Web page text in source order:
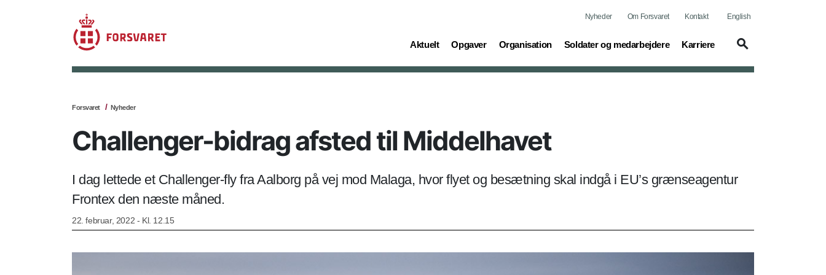
Nyheder Om Forsvaret Kontakt English
Aktuelt
(current) Opgaver
(current) Organisation
(current) Soldater og medarbejdere
(current) Karriere
(current)
Forsvaret Nyheder
Challenger-bidrag afsted til Middelhavet
I dag lettede et Challenger-fly fra Aalborg på vej mod Malaga, hvor flyet og besætning skal indgå i EU’s grænseagentur
Frontex den næste måned.
22. februar, 2022 - Kl. 12.15